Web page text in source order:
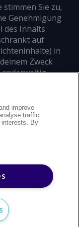
Sie zu,
Genehmigung
des Inhalts
auf
in
Zweck
Sklaverei
improve
traffic
interests. By